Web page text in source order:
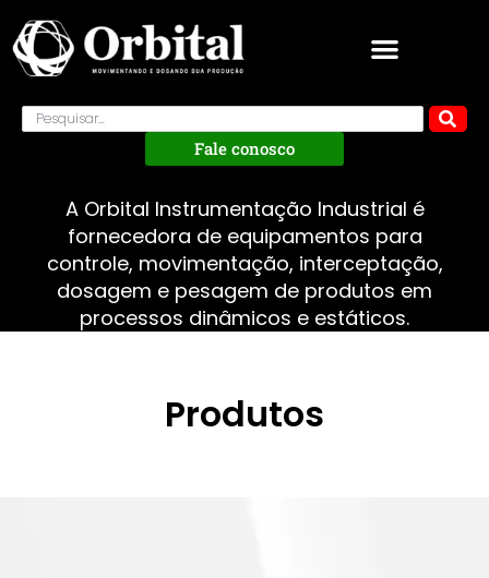
Fale conosco
A Orbital Instrumentação Industrial é
fornecedora de equipamentos para
controle, movimentação, interceptação,
dosagem e pesagem de produtos em
processos dinâmicos e estáticos.
Produtos